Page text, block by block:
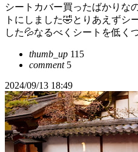
シートカバー買ったばかりな
トにしました🤣とりあえずシ
した💦なるべくシートを低く
thumb_up 115
comment5
2024/09/13 18:49